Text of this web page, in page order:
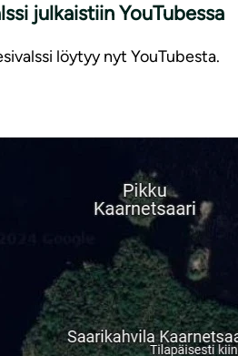
julkaistiin YouTubessa
löytyy nyt YouTubesta.